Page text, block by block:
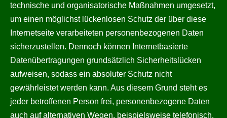
technische und organisatorische Maßnahmen umgesetzt,
um einen möglichst lückenlosen Schutz der über diese
Internetseite verarbeiteten personenbezogenen Daten
sicherzustellen. Dennoch können Internetbasierte
Datenübertragungen grundsätzlich Sicherheitslücken
aufweisen, sodass ein absoluter Schutz nicht
gewährleistet werden kann. Aus diesem Grund steht es
jeder betroffenen Person frei, personenbezogene Daten
auch auf alternativen Wegen, beispielsweise telefonisch,